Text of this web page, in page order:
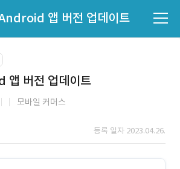
앱 버전 업데이트
앱 버전 업데이트
모바일 커머스
등록 일자 2023.04.26.